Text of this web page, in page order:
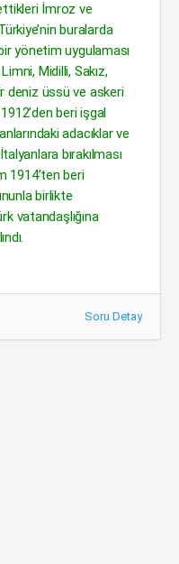
ettikleri İmroz ve
buralarda
yönetim uygulaması
Midilli, Sakız,
deniz üssü ve askeri
beri işgal
adacıklar ve
bırakılması
1914’ten beri
birlikte
vatandaşlığına
Soru Detay